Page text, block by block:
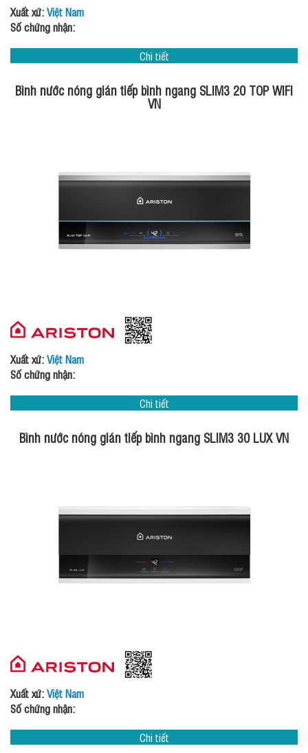
Xuất xứ:Việt Nam
Số chứng nhận:
Chi tiết
Bình nước nóng gián tiếp bình ngang SLIM3 20 TOP WIFI
VN
Xuất xứ:Việt Nam
Số chứng nhận:
Chi tiết
Bình nước nóng gián tiếp bình ngang SLIM3 30 LUX VN
Xuất xứ:Việt Nam
Số chứng nhận:
Chi tiết